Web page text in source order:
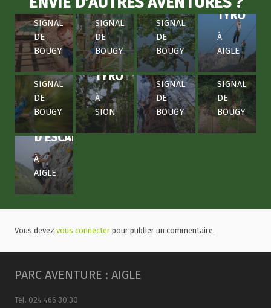
AU
SIGNAL
DE
BOUGY
AU
SIGNAL
DE
BOUGY
AU
SIGNAL
DE
BOUGY
TYRO
À
AIGLE
TYRO
EXPRESS
À
SION,
AU
SIGNAL
DE
BOUGY
SPEED
TYRO
À
SION
ESCAL’ARBRE
À
SION,
AU
SIGNAL
DE
BOUGY
À
AIGLE,
À
SION,
AU
SIGNAL
DE
BOUGY
MUR
D’ESCALADE
À
AIGLE
Vous devez vous connecter pour publier un commentaire.
PARC AVENTURE : AIGLE
Tél. 024 466 30 30